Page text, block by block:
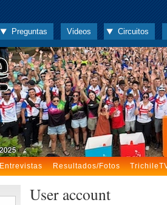
Preguntas Videos Circuitos
Entrevistas Resultados/Fotos
User account